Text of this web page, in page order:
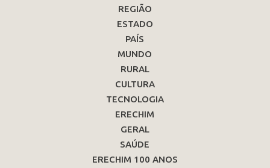
REGIÃO
ESTADO
PAÍS
MUNDO
RURAL
CULTURA
TECNOLOGIA
ERECHIM
GERAL
SAÚDE
ERECHIM 100 ANOS